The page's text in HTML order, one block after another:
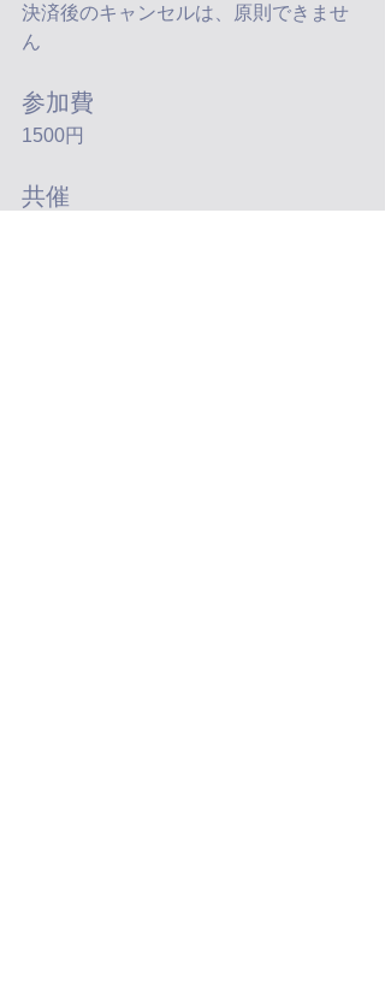
決済後のキャンセルは、原則できませ
ん
参加費
1500円
共催